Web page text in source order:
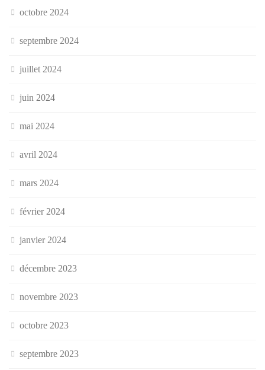
octobre 2024
septembre 2024
juillet 2024
juin 2024
mai 2024
avril 2024
mars 2024
février 2024
janvier 2024
décembre 2023
novembre 2023
octobre 2023
septembre 2023